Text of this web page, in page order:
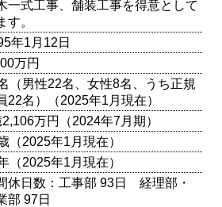
一式工事、舗装工事を得意として
す。
年1月12日
万円
（男性22名、女性8名、うち正規
22名）（2025年1月現在）
万円（2024年7月期）
（2025年1月現在）
（2025年1月現在）
休日数：工事部 93日 経理部・
部 97日